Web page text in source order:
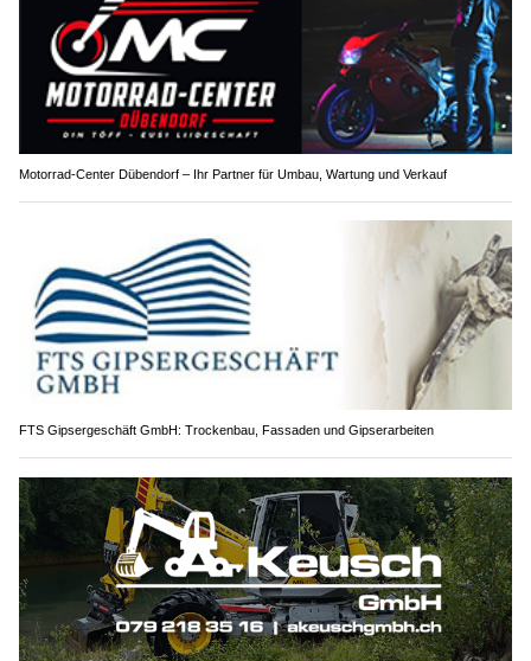
Motorrad-Center Dübendorf – Ihr Partner für Umbau, Wartung und Verkauf
FTS Gipsergeschäft GmbH: Trockenbau, Fassaden und Gipserarbeiten